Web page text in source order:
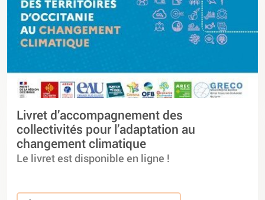
Livret d’accompagnement des
collectivités pour l’adaptation au
changement climatique
Le livret est disponible en ligne !